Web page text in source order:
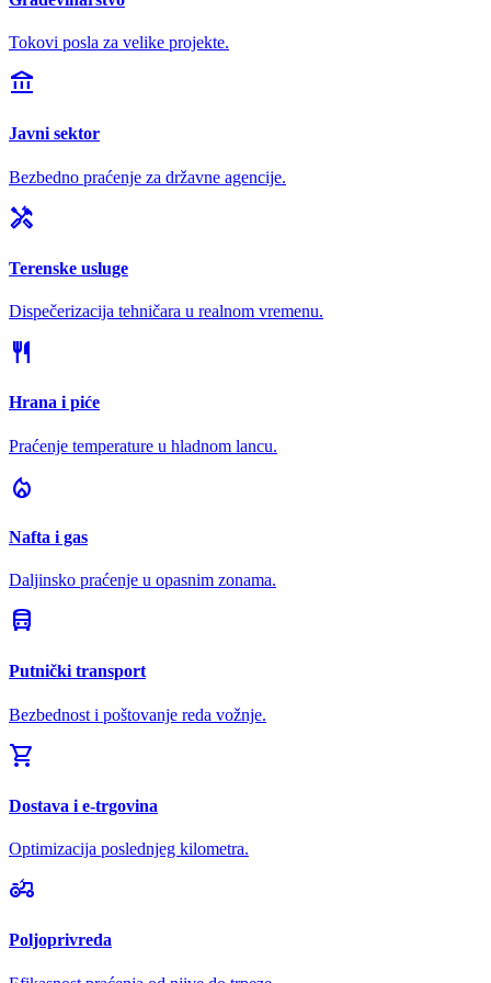
Tokovi posla za velike projekte.
account_balance
Javni sektor
Bezbedno praćenje za državne agencije.
handyman
Terenske usluge
Dispečerizacija tehničara u realnom vremenu.
restaurant
Hrana i piće
Praćenje temperature u hladnom lancu.
local_fire_department
Nafta i gas
Daljinsko praćenje u opasnim zonama.
directions_bus
Putnički transport
Bezbednost i poštovanje reda vožnje.
shopping_cart
Dostava i e-trgovina
Optimizacija poslednjeg kilometra.
agriculture
Poljoprivreda